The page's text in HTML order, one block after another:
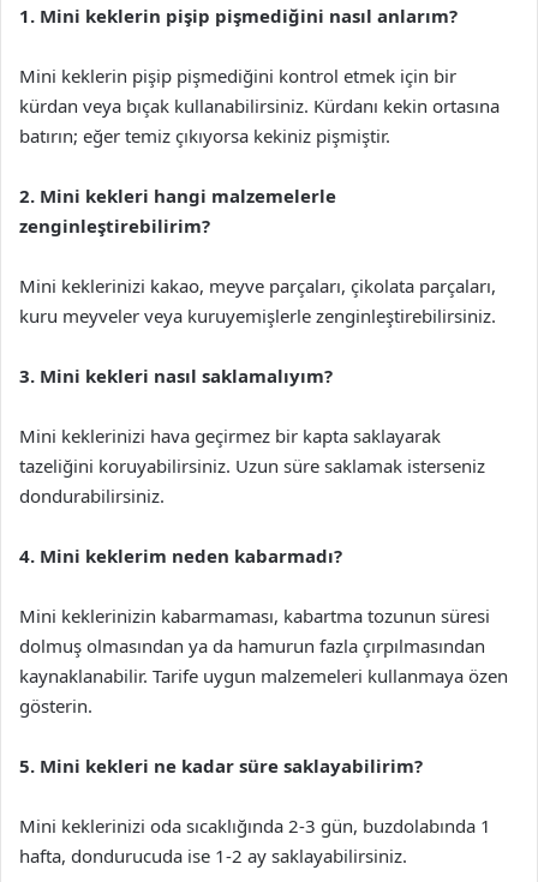
1. Mini keklerin pişip pişmediğini nasıl anlarım?
Mini keklerin pişip pişmediğini kontrol etmek için bir
kürdan veya bıçak kullanabilirsiniz. Kürdanı kekin ortasına
batırın; eğer temiz çıkıyorsa kekiniz pişmiştir.
2. Mini kekleri hangi malzemelerle
zenginleştirebilirim?
Mini keklerinizi kakao, meyve parçaları, çikolata parçaları,
kuru meyveler veya kuruyemişlerle zenginleştirebilirsiniz.
3. Mini kekleri nasıl saklamalıyım?
Mini keklerinizi hava geçirmez bir kapta saklayarak
tazeliğini koruyabilirsiniz. Uzun süre saklamak isterseniz
dondurabilirsiniz.
4. Mini keklerim neden kabarmadı?
Mini keklerinizin kabarmaması, kabartma tozunun süresi
dolmuş olmasından ya da hamurun fazla çırpılmasından
kaynaklanabilir. Tarife uygun malzemeleri kullanmaya özen
gösterin.
5. Mini kekleri ne kadar süre saklayabilirim?
Mini keklerinizi oda sıcaklığında 2-3 gün, buzdolabında 1
hafta, dondurucuda ise 1-2 ay saklayabilirsiniz.